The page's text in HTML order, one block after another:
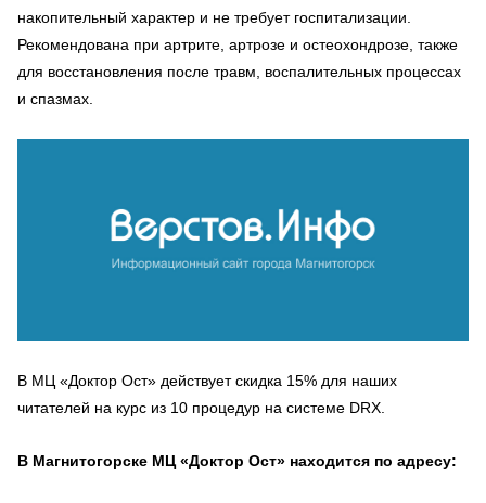
накопительный характер и не требует госпитализации.
Рекомендована при артрите, артрозе и остеохондрозе, также
для восстановления после травм, воспалительных процессах
и спазмах.
В МЦ «Доктор Ост» действует скидка 15% для наших
читателей на курс из 10 процедур на системе DRX.
В Магнитогорске МЦ «Доктор Ост» находится по адресу: